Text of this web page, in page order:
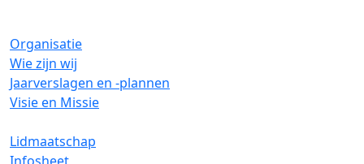
Organisatie
Wie zijn wij
Jaarverslagen en -plannen
Visie en Missie
Lidmaatschap
Infosheet